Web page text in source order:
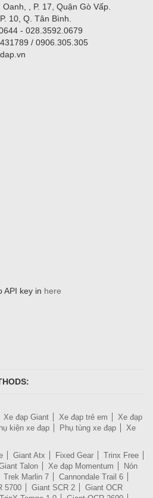
, P. 17, Quận Gò Vấp.
10, Q. Tân Bình.
- 028.3592.0679
/ 0906.305.305
API key in here
Xe đạp Giant Xe đạp trẻ em
Xe đạp
kiện xe đạp Phụ tùng xe đạp
Xe
Giant Atx Fixed Gear
Trinx Free
Talon Xe đạp Momentum
Nón
Trek Marlin 7
Cannondale Trail 6
5700 Giant SCR 2
Giant OCR